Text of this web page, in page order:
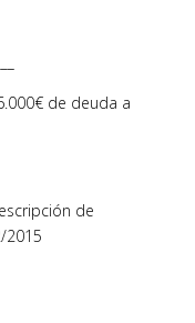
de deuda a
de
2015